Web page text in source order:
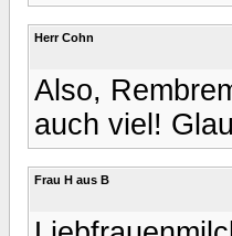
Herr Cohn
Also,
auch viel!
Frau H aus B